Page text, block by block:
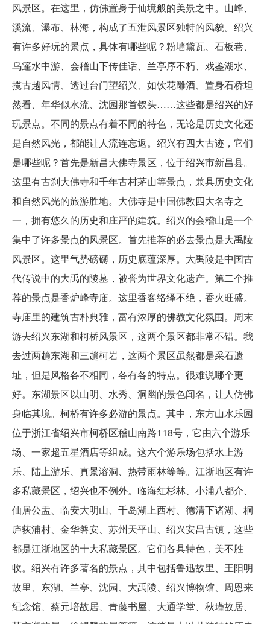
风景区。在这里，仿佛置身于仙境般的美景之中。山峰、
溪流、瀑布、林海，构成了五泄风景区独特的风貌。绍兴
有许多好玩的景点，具体有哪些呢？粉墙黛瓦、石板巷、
乌篷水中游、会稽山下传佳话、兰亭序不朽、戏鉴湖水、
揽古越风情、透过台门望绍兴、如饮花雕酒、置身石桥坦
然看、年华似水流、沈园那首钗头……这些都是绍兴的好
玩景点。不同的景点有着不同的特色，无论是历史文化还
是自然风光，都能让人流连忘返。绍兴有四大古迹，它们
是哪些呢？首先是新昌大佛寺景区，位于绍兴市新昌县。
这里有古刹大佛寺和千年古村茅山等景点，兼具历史文化
和自然风光的旅游胜地。大佛寺是中国佛教四大名寺之
一，拥有悠久的历史和庄严的建筑。绍兴的会稽山是一个
集中了许多景点的风景区。首先推荐的必去景点是大禹陵
风景区。这里气势磅礴，历史底蕴深厚。大禹陵是中国古
代传说中的大禹的陵墓，被誉为世界文化遗产。第二个推
荐的景点是香炉峰寺庙。这里香客络绎不绝，香火旺盛。
寺庙里的建筑古朴典雅，富有浓厚的佛教文化氛围。周末
游去绍兴东湖和柯桥风景区，这两个景区都非常不错。我
去过两趟东湖和三趟柯岩，这两个景区虽然都是采石遗
址，但是风格各不相同，各有各的特点。很难说哪个更
好。东湖景区以山明、水秀、洞幽的景色闻名，让人仿佛
身临其境。柯桥有许多必游的景点。其中，东方山水乐园
位于浙江省绍兴市柯桥区稽山南路118号，它由六个游乐
场、一家超五星酒店等组成。这六个游乐场包括水上游
乐、陆上游乐、真景溶洞、热带雨林等等。江浙地区有许
多私藏景区，绍兴也不例外。临海红杉林、小浦八都介、
仙居公盂、临安大明山、千岛湖上西村、德清下诸湖、桐
庐荻浦村、金华磐安、苏州天平山、绍兴安昌古镇，这些
都是江浙地区的十大私藏景区。它们各具特色，美不胜
收。绍兴有许多著名的景点，其中包括鲁迅故里、王阳明
故里、东湖、兰亭、沈园、大禹陵、绍兴博物馆、周恩来
纪念馆、蔡元培故居、青藤书屋、大通学堂、秋瑾故居、